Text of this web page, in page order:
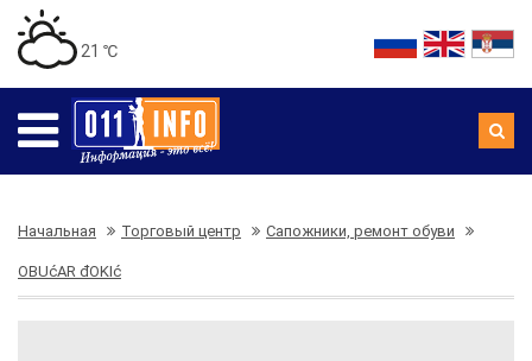
21 ℃
Начальная Торговый центр Сапожники, ремонт обуви
OBUćAR đOKIć